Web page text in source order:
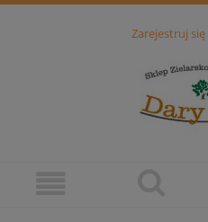
Zarejestruj się